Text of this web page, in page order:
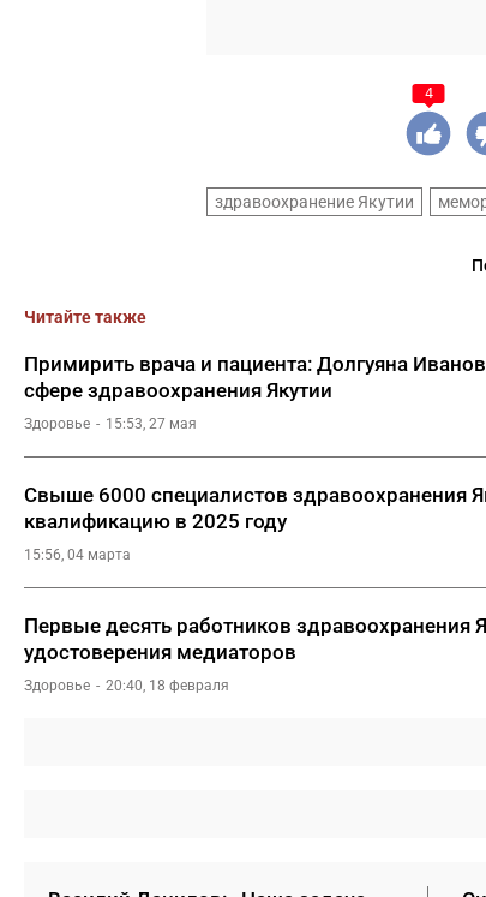
4
здравоохранение Якутии
Читайте также
Примирить врача и пациента: Долгуяна
сфере здравоохранения Якутии
Здоровье 15:53, 27 мая
Свыше 6000 специалистов здравоохранения
квалификацию в 2025 году
15:56, 04 марта
Первые десять работников здравоохранения
удостоверения медиаторов
Здоровье 20:40, 18 февраля